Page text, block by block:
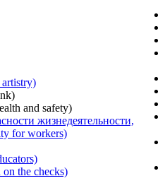
and safety)
жизнедеятельности,
for workers)
the checks)